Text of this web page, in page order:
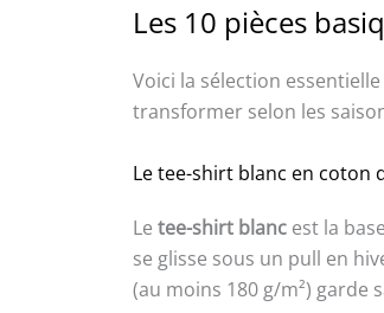
Les 10 pièces
Voici la sélection
transformer selon les
Le tee-shirt blanc en coton
Le tee-shirt blanc est la
se glisse sous un pull en
(au moins 180 g/m²) garde